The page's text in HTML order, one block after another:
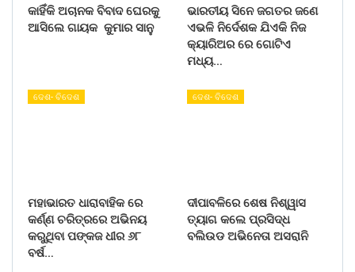
କାହିଁକି ଅଚାନକ ବିବାଦ ଘେରକୁ
ଆସିଲେ ଗାୟକ କୁମାର ସାନୁ
ଭାରତୀୟ ସିନେ ଜଗତର ଜଣେ
ଏଭଳି ନିର୍ଦେଶକ ଯିଏକି ନିଜ
କ୍ୟାରିଅର ରେ ଗୋଟିଏ
ମଧ୍ୟ…
ଦେଶ- ବିଦେଶ
ମହାଭାରତ ଧାରାବାହିକ ରେ
କର୍ଣ୍ଣ ଚରିତ୍ରରେ ଅଭିନୟ
କରୁଥିବା ପଙ୍କଜ ଧୀର ୬୮
ବର୍ଷ…
ଦେଶ- ବିଦେଶ
ଦୀପାବଳିରେ ଶେଷ ନିଶ୍ୱାସ
ତ୍ୟାଗ କଲେ ପ୍ରସିଦ୍ଧ
ବଲିଉଡ ଅଭିନେତା ଅସରାନି